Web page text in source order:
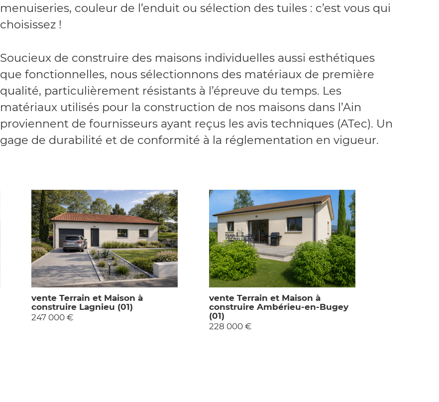
menuiseries, couleur de l’enduit ou sélection des tuiles : c’est vous qui
choisissez !
Soucieux de construire des maisons individuelles aussi esthétiques
que fonctionnelles, nous sélectionnons des matériaux de première
qualité, particulièrement résistants à l’épreuve du temps. Les
matériaux utilisés pour la construction de nos maisons dans l’Ain
proviennent de fournisseurs ayant reçus les avis techniques (ATec). Un
gage de durabilité et de conformité à la réglementation en vigueur.
vente Terrain et Maison à
construire Lagnieu (01)
247 000 €
vente Terrain et Maison à
construire Ambérieu-en-Bugey
(01)
228 000 €